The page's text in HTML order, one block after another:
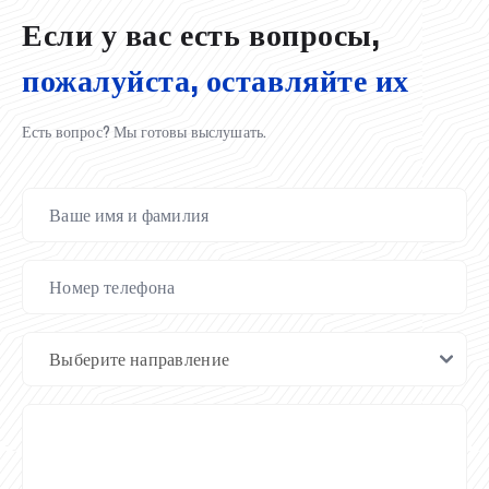
Если у вас есть вопросы,
пожалуйста, оставляйте их
Есть вопрос? Мы готовы выслушать.